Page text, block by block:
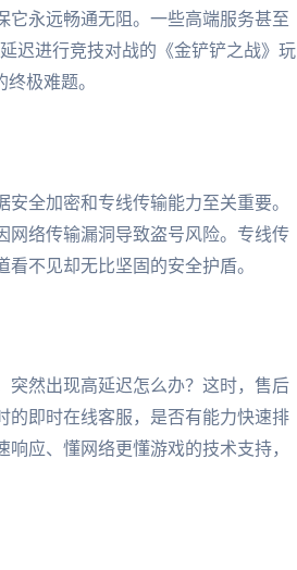
它永远畅通无阻。一些高端服务甚至
迟进行竞技对战的《金铲铲之战》玩
极难题。
全加密和专线传输能力至关重要。
网络传输漏洞导致盗号风险。专线传
不见却无比坚固的安全护盾。
突然出现高延迟怎么办？这时，售后
的即时在线客服，是否有能力快速排
应、懂网络更懂游戏的技术支持，